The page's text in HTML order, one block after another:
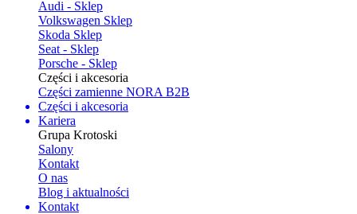
Audi - Sklep
Volkswagen Sklep
Skoda Sklep
Seat - Sklep
Porsche - Sklep
Części i akcesoria
Części zamienne NORA B2B
Części i akcesoria
Kariera
Grupa Krotoski
Salony
Kontakt
O nas
Blog i aktualności
Kontakt